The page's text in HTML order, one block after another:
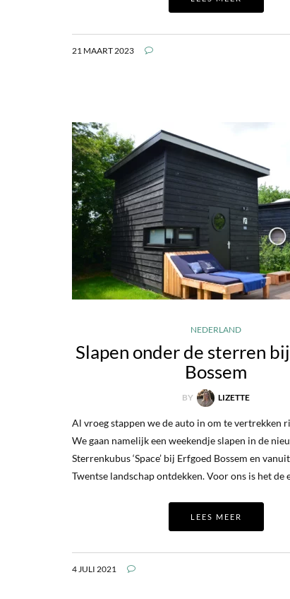
21 MAART 2023
NEDERLAND
Slapen onder de sterren
Bossem
BY LIZETTE
Al vroeg stappen we de auto in om te vertrekken
We gaan namelijk een weekendje slapen in de
Sterrenkubus ‘Space’ bij Erfgoed Bossem en
Twentse landschap ontdekken. Voor ons is het de
LEES MEER
4 JULI 2021